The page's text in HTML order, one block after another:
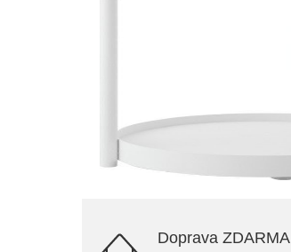
Doprava ZDARMA